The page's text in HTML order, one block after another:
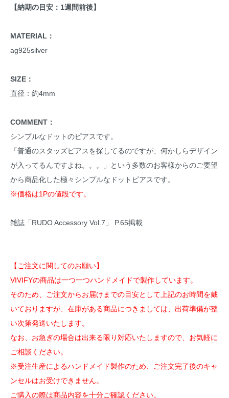
【納期の目安：1週間前後】
MATERIAL：
ag925silver
SIZE：
直径：約4mm
COMMENT：
シンプルなドットのピアスです。
「普通のスタッズピアスを探してるのですが、何かしらデザイン
が入ってるんですよね。。。」という多数のお客様からのご要望
から商品化した極々シンプルなドットピアスです。
※価格は1Pの値段です。
雑誌「RUDO Accessory Vol.7」 P.65掲載
【ご注文に関してのお願い】
VIVIFYの商品は一つ一つハンドメイドで製作しています。
そのため、ご注文からお届けまでの目安として上記のお時間を戴
いておりますが、在庫がある商品につきましては、出荷準備が整
い次第発送いたします。
なお、お急ぎの場合は出来る限り対応いたしますので、お気軽に
ご相談ください。
※受注生産によるハンドメイド製作のため、ご注文完了後のキャ
ンセルはお受けできません。
ご購入の際は商品内容を十分ご確認ください。